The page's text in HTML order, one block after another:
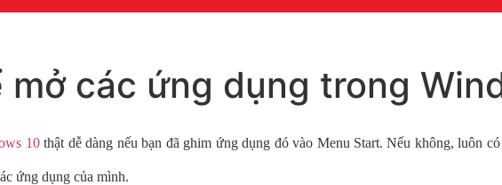
mở các ứng dụng trong
10thật dễ dàng nếu bạn đã ghim ứng dụng đó vào Menu Start. Nếu không, luôn
ứng dụng của mình.